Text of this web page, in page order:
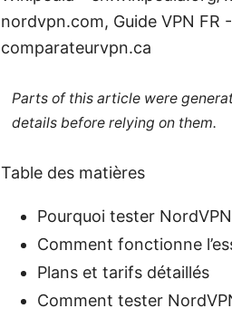
nordvpn.com, Guide VPN
comparateurvpn.ca
Parts of this article were
details before relying on them.
Table des matières
Pourquoi tester
Comment fonctionne
Plans et tarifs détaillés
Comment tester